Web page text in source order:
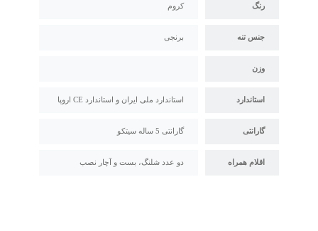
رنگ کروم
جنس تنه برنجی
وزن
استاندارد استاندارد ملی ایران و استاندارد CE اروپا
گارانتی گارانتی 5 ساله سیتکو
اقلام همراه دو عدد شلنگ، بست و آچار نصب